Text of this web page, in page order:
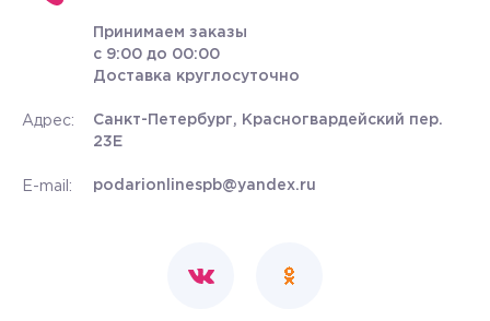
Принимаем заказы
с 9:00 до 00:00
Доставка круглосуточно
Адрес:
Санкт-Петербург, Красногвардейский пер.
23Е
E-mail: podarionlinespb@yandex.ru